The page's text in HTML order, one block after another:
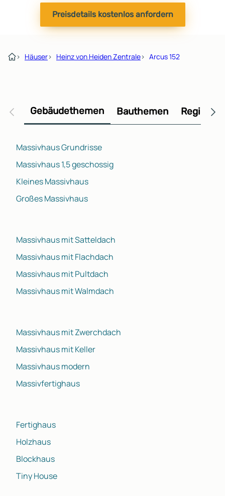
Preisdetails kostenlos anfordern
› Häuser› Heinz von Heiden Zentrale› Arcus 152
Gebäudethemen Bauthemen
Massivhaus Grundrisse
Massivhaus 1,5 geschossig
Kleines Massivhaus
Großes Massivhaus
Massivhaus mit Satteldach
Massivhaus mit Flachdach
Massivhaus mit Pultdach
Massivhaus mit Walmdach
Massivhaus mit Zwerchdach
Massivhaus mit Keller
Massivhaus modern
Massivfertighaus
Fertighaus
Holzhaus
Blockhaus
Tiny House